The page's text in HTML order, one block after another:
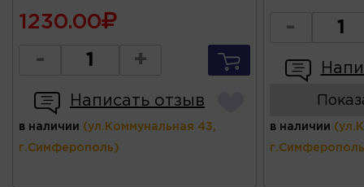
1230.00
- +
Написать отзыв
в наличии (ул.Коммунальная 43,
г.Симферополь)
-
в наличии